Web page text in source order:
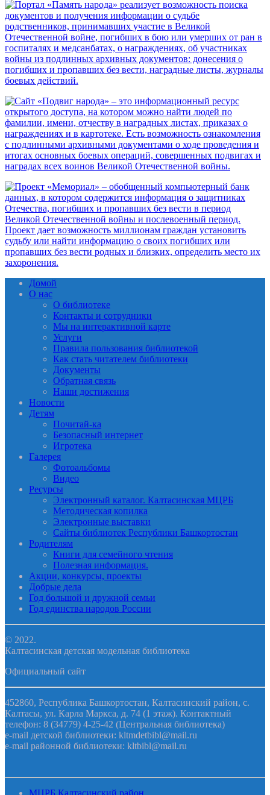
Домой
О нас
О библиотеке
Контакты и сотрудники
Мы на интерактивной карте
Услуги
Правила пользования библиотекой
Как стать читателем библиотеки
Документы
Обратная связь
Наши достижения
Новости
Детям
Почитай-ка
Безопасный интернет
Игротека
Галерея
Фотоальбомы
Видео
Ресурсы
Электронный каталог. Калтасинская МЦРБ
Методическая копилка
Электронные выставки
Сайты библиотек Республики Башкортостан
Родителям
Книги для семейного чтения
Полезная информация.
Акции, конкурсы, проекты
Добрые дела
Год большой и дружной семьи
Год единства народов России
© 2022.
Калтасинская детская модельная библиотека
Официальный сайт
452860, Республика Башкортостан, Калтасинский район, с.
Калтасы, ул. Карла Маркса, д. 74 (1 этаж). Контактный
телефон: 8 (34779) 4-25-42 (Центральная библиотека)
e-mail детской библиотеки: kltmdetbibl@mail.ru
e-mail районной библиотеки: kltbibl@mail.ru
МЦРБ Калтасинский район